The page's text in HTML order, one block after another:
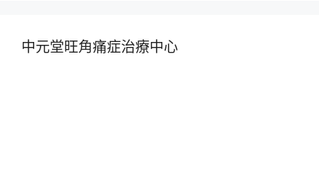
中元堂旺角痛症治療中心